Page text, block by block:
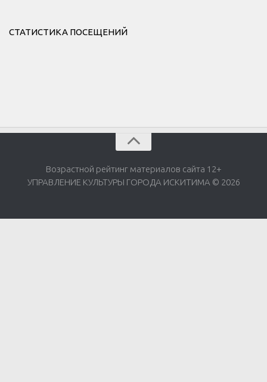
СТАТИСТИКА ПОСЕЩЕНИЙ
Возрастной рейтинг материалов сайта 12+
УПРАВЛЕНИЕ КУЛЬТУРЫ ГОРОДА ИСКИТИМА © 2026